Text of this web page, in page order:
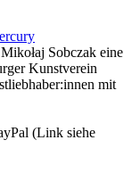
Sobczak eine
Kunstverein
mit
(Link siehe